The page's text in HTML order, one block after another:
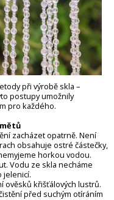
při výrobě skla –
postupy umožnily
pro každého.
zacházet opatrně. Není
obsahuje ostré částečky,
horkou vodou.
Vodu ze skla necháme
jelenicí.
ověsků křišťálových lustrů.
před suchým otíráním